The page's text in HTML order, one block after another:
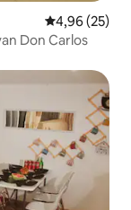
Gemiddelde
4,96 (25)
Don Carlos